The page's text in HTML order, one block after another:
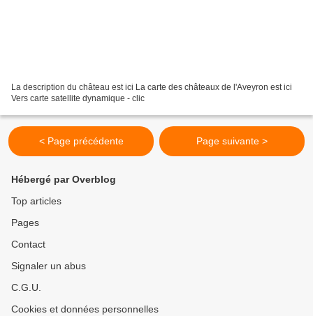
La description du château est ici La carte des châteaux de l'Aveyron est ici
Vers carte satellite dynamique - clic
< Page précédente Page suivante >
Hébergé par Overblog
Top articles
Pages
Contact
Signaler un abus
C.G.U.
Cookies et données personnelles